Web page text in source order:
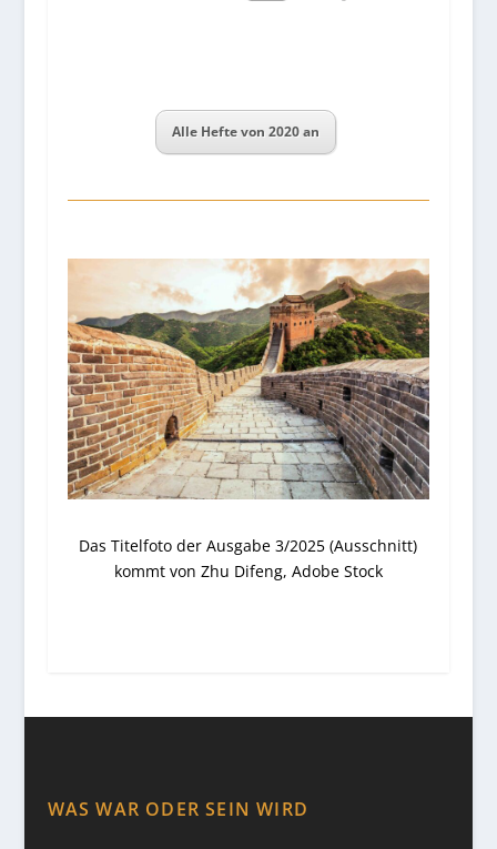
Alle Hefte von 2020 an
Das Titelfoto der Ausgabe 3/2025 (Ausschnitt)
kommt von Zhu Difeng, Adobe Stock
WAS WAR ODER SEIN WIRD